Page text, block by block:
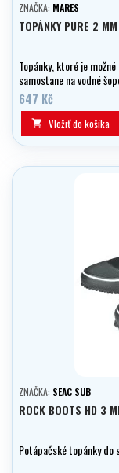
ZNAČKA: MARES
TOPÁNKY PURE 2 MM
Topánky, ktoré je
samostane na vodné
647 Kč
 Vložiť do košíka
ZNAČKA: SEAC SUB
ROCK BOOTS HD 3
Potápačské topánky do